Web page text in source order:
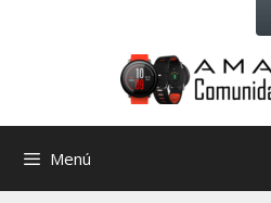
Menú